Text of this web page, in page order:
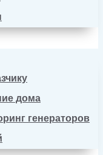
дома
генераторов